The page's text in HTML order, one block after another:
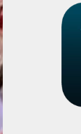
Pour les